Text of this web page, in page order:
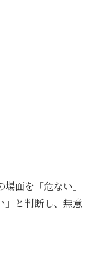
面を「危ない」
」と判断し、無意